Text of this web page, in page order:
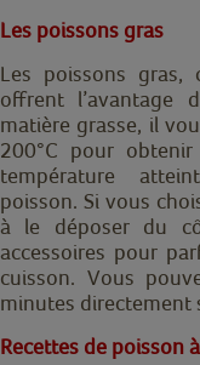
Les poissons gras
Les poissons gras,
offrent l’avantage
matière grasse, il
200°C pour
température
poisson. Si vous
à le déposer du
accessoires pour
cuisson. Vous
minutes directement
Recettes de poisson